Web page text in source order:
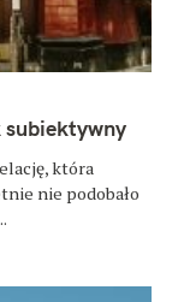
subiektywny
która
nie podobało